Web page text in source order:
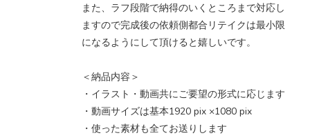
また、ラフ段階で納得のいくところまで対応し
ますので完成後の依頼側都合リテイクは最小限
になるようにして頂けると嬉しいです。
＜納品内容＞
・イラスト・動画共にご要望の形式に応じます
・動画サイズは基本1920 pix ×1080 pix
・使った素材も全てお送りします